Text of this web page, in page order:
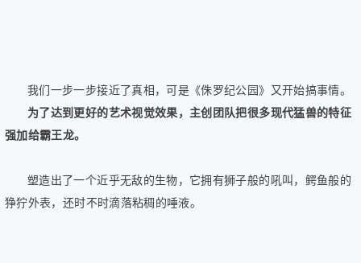
我们一步一步接近了真相，可是《侏罗纪公园》又开始搞事情。
为了达到更好的艺术视觉效果，主创团队把很多现代猛兽的特征
强加给霸王龙。
塑造出了一个近乎无敌的生物，它拥有狮子般的吼叫，鳄鱼般的
狰狞外表，还时不时滴落粘稠的唾液。